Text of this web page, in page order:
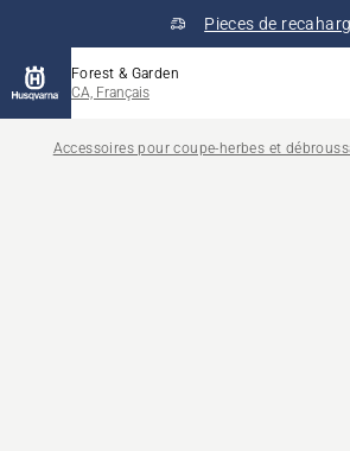
Pieces de
Forest & Garden
CA, Français
Accessoires pour coupe-herbes et